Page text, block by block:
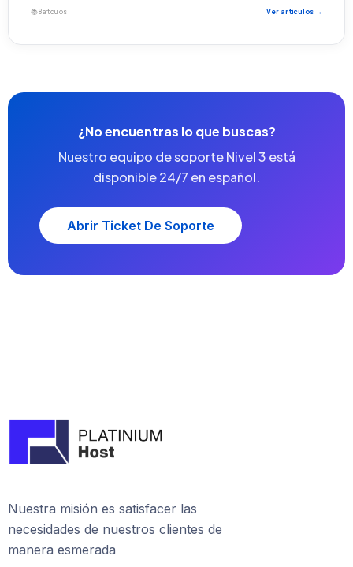
📚 8 artículos Ver artículos →
¿No encuentras lo que buscas?
Nuestro equipo de soporte Nivel 3 está
disponible 24/7 en español.
Abrir Ticket De Soporte
Nuestra misión es satisfacer las
necesidades de nuestros clientes de
manera esmerada